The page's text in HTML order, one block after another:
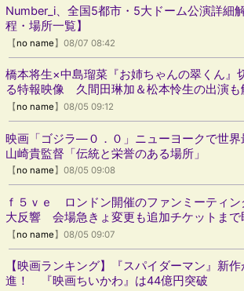
Number_i、全国5都市・5大ドーム公演詳細
程・場所一覧】
【no name 】08/07 08:42
橋本将生×中島瑠菜『お姉ちゃんの翠くん』
る特報映像 久間田琳加＆松本怜生の出演も
【no name 】08/05 09:12
映画「ゴジラ―０．０」ニューヨークで世
山崎貴監督「伝統と栄誉のある場所」
【no name 】08/05 09:08
ｆ５ｖｅ ロンドン開催のファンミーティン
大反響 会場急きょ変更も追加チケットまで
【no name】08/05 09:07
【映画ランキング】『スパイダーマン』新
進！ 『映画ちいかわ』は44億円突破